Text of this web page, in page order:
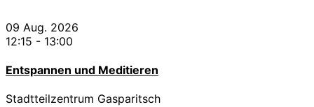
09 Aug. 2026
12:15 - 13:00
Entspannen und Meditieren
Stadtteilzentrum Gasparitsch